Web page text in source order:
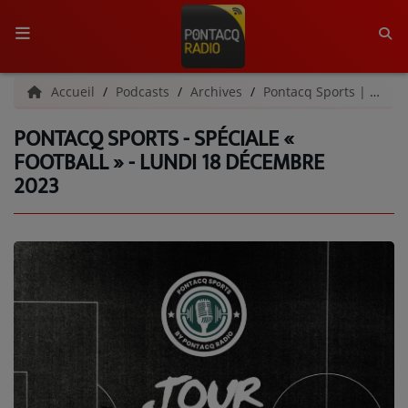
ACCUEIL
RADIO
QUI SOMMES-NOUS ?
L'ÉQUIPE
GRILLE DES PROGRAMMES
C'ÉTAIT QUOI CE TITRE ?
PODCASTS - SAISON 2026/2027
Accueil Podcasts Archives Pontacq Sports | Archives
PONTACQ SPORTS - SPÉCIALE «
FOOTBALL » - LUNDI 18 DÉCEMBRE
2023